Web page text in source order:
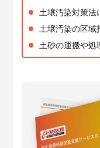
土壌汚染対策法
土壌汚染の区域
土砂の運搬や処